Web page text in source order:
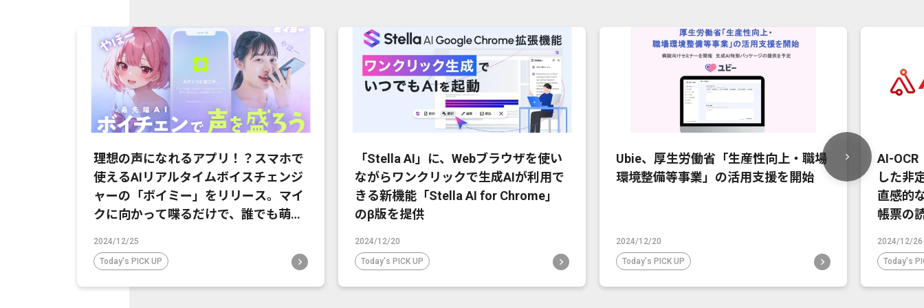
理想の声になれるアプリ！？スマホで
使えるAIリアルタイムボイスチェンジ
ャーの「ボイミー」をリリース。マイ
クに向かって喋るだけで、誰でも萌え
2024/12/25
Today's PICK UP
「Stella AI」に、Webブラウザを使い
ながらワンクリックで生成AIが利用で
きる新機能「Stella AI for Chrome」
のβ版を提供
2024/12/20
Today's PICK UP
Ubie、厚生労働省「生産性向上・職場
環境整備等事業」の活用支援を開始
2024/12/20
Today's PICK UP
AI-OCR
した非
直感的
帳票の
2024/12/26
Today's